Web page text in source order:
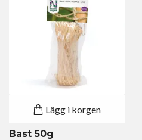
Lägg i korgen
Bast 50g